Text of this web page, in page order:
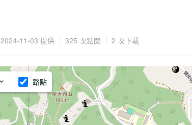
2024-11-03 提供 325 次點閱 2 次下載
路點